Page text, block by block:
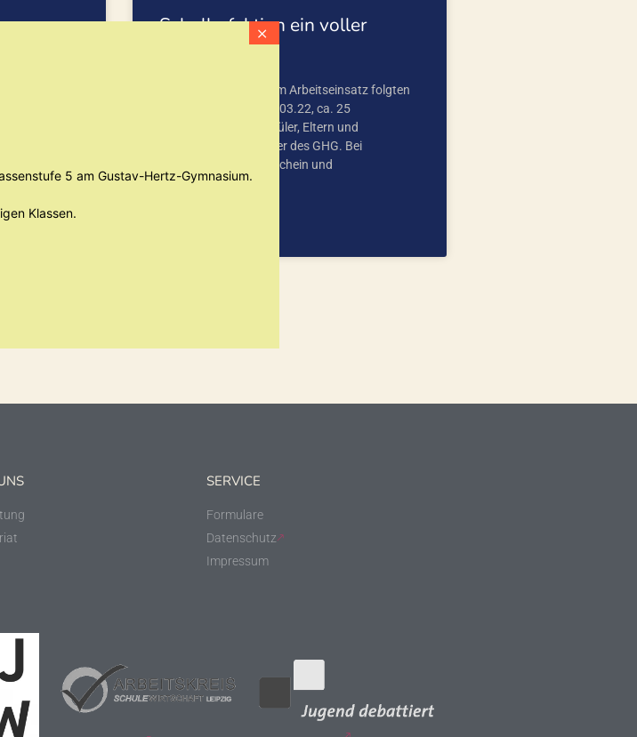
Schulhofaktion ein voller
Unserer Einladung zum Arbeitseinsatz folgten
am Samstag, dem 12.03.22, ca. 25
Schülerinnen und Schüler, Eltern und
Lehrerinnen und Lehrer des GHG. Bei
strahlendem Sonnenschein und
SERVICE
Formulare
Datenschutz
Impressum
5 am Gustav-Hertz-Gymnasium.
Klassen.